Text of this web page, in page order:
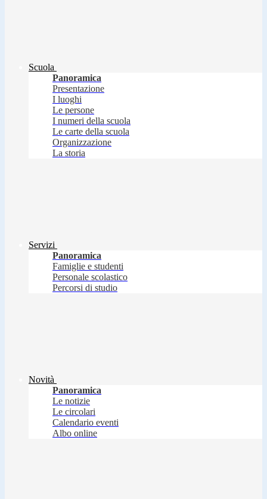
Scuola
Panoramica
Presentazione
I luoghi
Le persone
I numeri della scuola
Le carte della scuola
Organizzazione
La storia
Servizi
Panoramica
Famiglie e studenti
Personale scolastico
Percorsi di studio
Novità
Panoramica
Le notizie
Le circolari
Calendario eventi
Albo online